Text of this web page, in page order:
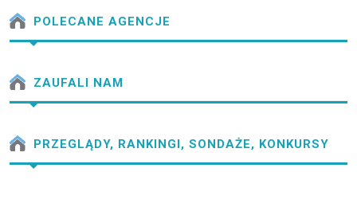
POLECANE AGENCJE
ZAUFALI NAM
PRZEGLĄDY, RANKINGI, SONDAŻE, KONKURSY